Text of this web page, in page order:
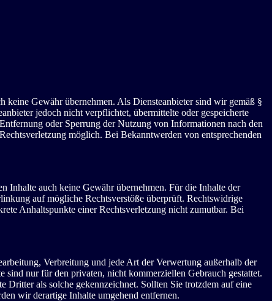
Gewähr übernehmen. Als Diensteanbieter sind wir gemäß §
jedoch nicht verpflichtet, übermittelte oder gespeicherte
oder Sperrung der Nutzung von Informationen nach den
möglich. Bei Bekanntwerden von entsprechenden
Inhalte auch keine Gewähr übernehmen. Für die Inhalte der
auf mögliche Rechtsverstöße überprüft. Rechtswidrige
Anhaltspunkte einer Rechtsverletzung nicht zumutbar. Bei
Verbreitung und jede Art der Verwertung außerhalb der
nur für den privaten, nicht kommerziellen Gebrauch gestattet.
Dritter als solche gekennzeichnet. Sollten Sie trotzdem auf eine
wir derartige Inhalte umgehend entfernen.